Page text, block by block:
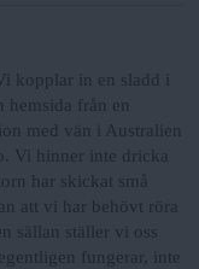
kopplar in en sladd i
hemsida från en
med vän i Australien
Vi hinner inte dricka
har skickat små
att vi har behövt röra
sällan ställer vi oss
fungerar, inte